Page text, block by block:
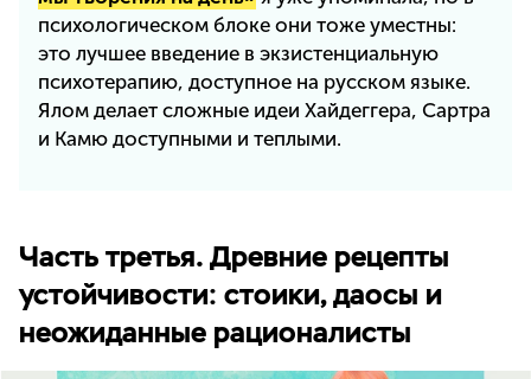
психологическом блоке они тоже уместны:
это лучшее введение в экзистенциальную
психотерапию, доступное на русском языке.
Ялом делает сложные идеи Хайдеггера, Сартра
и Камю доступными и теплыми.
Часть третья. Древние рецепты
устойчивости: стоики, даосы и
неожиданные рационалисты